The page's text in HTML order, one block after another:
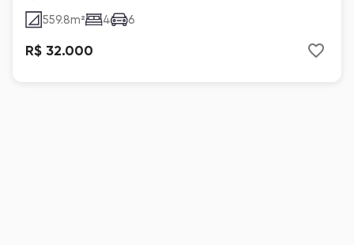
559.8m² 4 6
R$ 32.000